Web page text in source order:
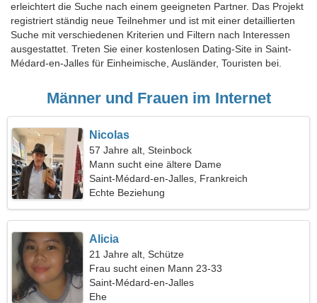
erleichtert die Suche nach einem geeigneten Partner. Das Projekt
registriert ständig neue Teilnehmer und ist mit einer detaillierten
Suche mit verschiedenen Kriterien und Filtern nach Interessen
ausgestattet. Treten Sie einer kostenlosen Dating-Site in Saint-
Médard-en-Jalles für Einheimische, Ausländer, Touristen bei.
Männer und Frauen im Internet
Nicolas
57 Jahre alt, Steinbock
Mann sucht eine ältere Dame
Saint-Médard-en-Jalles, Frankreich
Echte Beziehung
Alicia
21 Jahre alt, Schütze
Frau sucht einen Mann 23-33
Saint-Médard-en-Jalles
Ehe